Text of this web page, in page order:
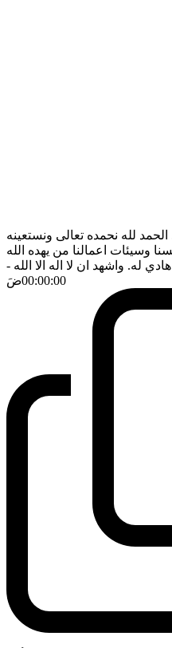
لله نحمده تعالى ونستعينه
وسيئات اعمالنا من يهده الله
له. واشهد ان لا اله الا الله -
00:00:00ضَ